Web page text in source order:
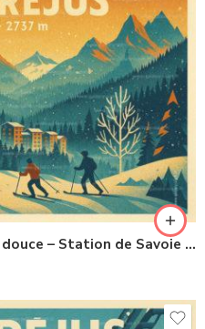
Valfréjus – Affiche aquarelle douce – Station de Savoie – Collection Les Alpes Illustrées